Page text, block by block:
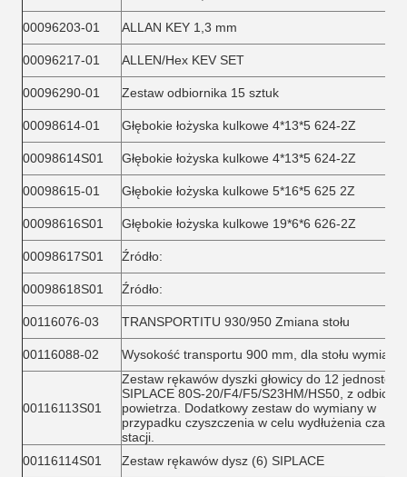
00096203-01 ALLAN KEY 1,3 mm
00096217-01 ALLEN/Hex KEV SET
00096290-01 Zestaw odbiornika 15 sztuk
00098614-01 Głębokie łożyska kulkowe 4*13*5 624-2Z
00098614S01 Głębokie łożyska kulkowe 4*13*5 624-2Z
00098615-01 Głębokie łożyska kulkowe 5*16*5 625 2Z
00098616S01 Głębokie łożyska kulkowe 19*6*6 626-2Z
00098617S01 Źródło:
00098618S01 Źródło:
00116076-03 TRANSPORTITU 930/950 Zmiana stołu
00116088-02 Wysokość transportu 900 mm, dla stołu wymiany.
00116113S01
Zestaw rękawów dyszki głowicy do 12 jednostek
SIPLACE 80S-20/F4/F5/S23HM/HS50, z
powietrza. Dodatkowy zestaw do wymiany w
przypadku czyszczenia w celu wydłużenia czasu
stacji.
00116114S01
Zestaw rękawów dysz (6) SIPLACE